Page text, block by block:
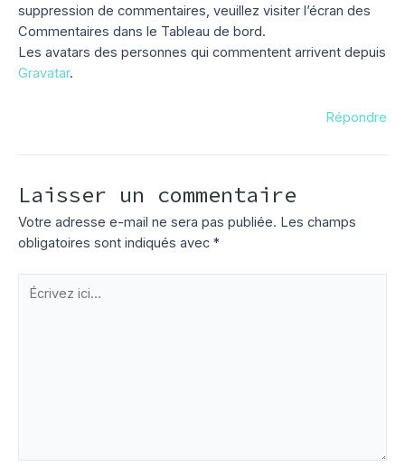
suppression de commentaires, veuillez visiter l’écran des
Commentaires dans le Tableau de bord.
Les avatars des personnes qui commentent arrivent depuis
Gravatar.
Répondre
Laisser un commentaire
Votre adresse e-mail ne sera pas publiée. Les champs
obligatoires sont indiqués avec *
Écrivez
ici…